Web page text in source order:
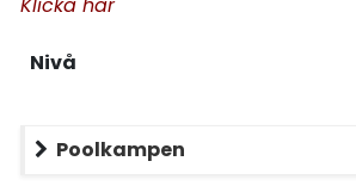
Nivå
Poolkampen